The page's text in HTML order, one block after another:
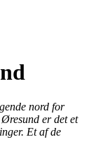
nord for
er det et
Et af de